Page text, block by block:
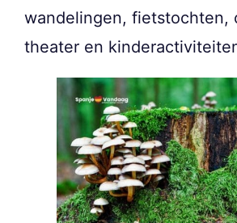
wandelingen, fietstochten,
theater en